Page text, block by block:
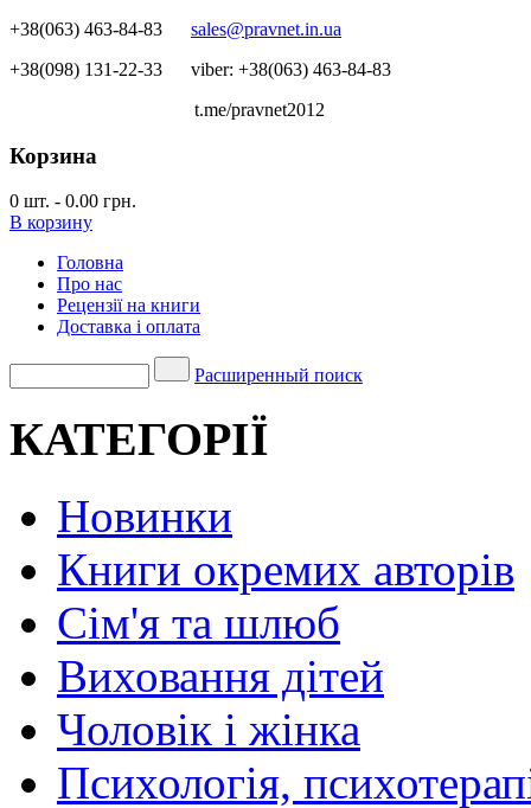
+38(063) 463-84-83 sales@pravnet.in.ua
+38(098) 131-22-33 viber: +38(063) 463-84-83
t.me/pravnet2012
Корзина
0 шт. - 0.00 грн.
В корзину
Головна
Про нас
Рецензії на книги
Доставка і оплата
Расширенный поиск
КАТЕГОРІЇ
Новинки
Книги окремих авторів
Сім'я та шлюб
Виховання дітей
Чоловік і жінка
Психологія,